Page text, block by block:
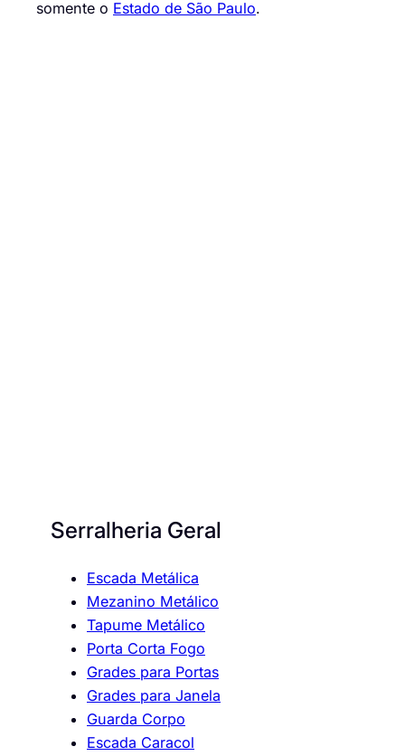
somente o Estado de São Paulo.
Serralheria Geral
Escada Metálica
Mezanino Metálico
Tapume Metálico
Porta Corta Fogo
Grades para Portas
Grades para Janela
Guarda Corpo
Escada Caracol